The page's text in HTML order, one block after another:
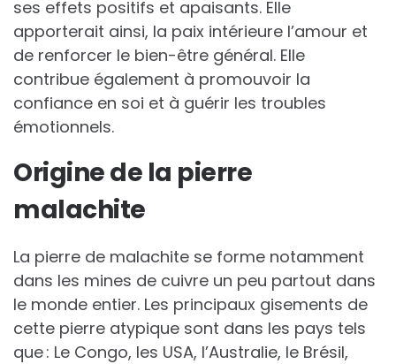
ses effets positifs et apaisants. Elle
apporterait ainsi, la paix intérieure l’amour et
de renforcer le bien-être général. Elle
contribue également à promouvoir la
confiance en soi et à guérir les troubles
émotionnels.
Origine de la pierre
malachite
La pierre de malachite se forme notamment
dans les mines de cuivre un peu partout dans
le monde entier. Les principaux gisements de
cette pierre atypique sont dans les pays tels
que : Le Congo, les USA, l’Australie, le Brésil,